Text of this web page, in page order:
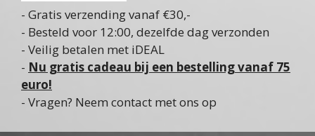
- Gratis verzending vanaf €30,-
- Besteld voor 12:00, dezelfde dag verzonden
- Veilig betalen met iDEAL
- Nu gratis cadeau bij een bestelling vanaf 75
euro!
- Vragen? Neem contact met ons op